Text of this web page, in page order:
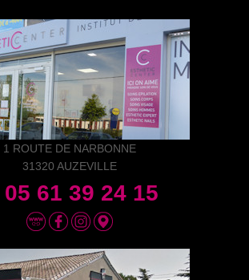
1 ROUTE DE NARBONNE
31320 AUZEVILLE
05 61 39 24 15